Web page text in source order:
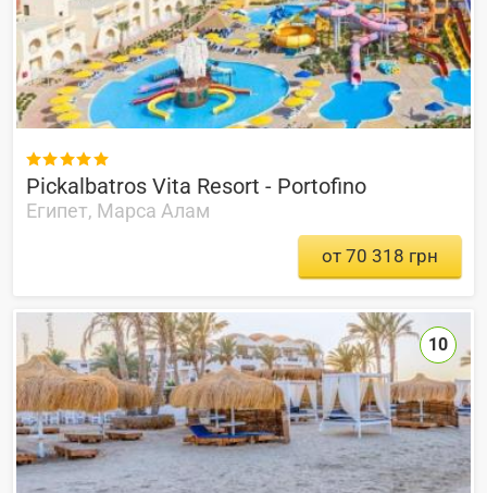

Pickalbatros Vita Resort - Portofino
Египет, Марса Алам
от 70 318 грн
10